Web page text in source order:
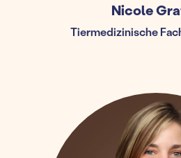
Nicole
Tiermedizinische